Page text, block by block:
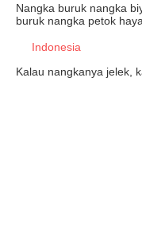
Nangka buruk nangka
buruk nangka petok
Indonesia
Kalau nangkanya jelek,